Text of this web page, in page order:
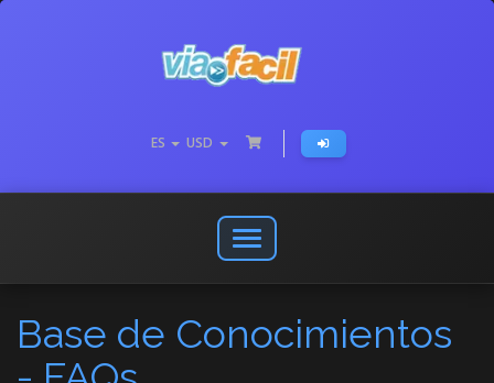
ES USD
Abrir
o
menú
de
Base de Conocimientos